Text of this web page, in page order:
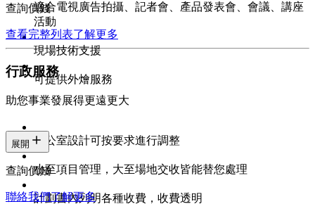
適合電視廣告拍攝、記者會、產品發表會、會議、講座
活動
現場技術支援
可提供外燴服務
查詢價錢
查看完整列表了解更多
行政服務
助您事業發展得更遠更大
辦公室設計可按要求進行調整
小至項目管理，大至場地交收皆能替您處理
計劃書內列明各種收費，收費透明
展開
查詢價錢
聯絡我們了解更多